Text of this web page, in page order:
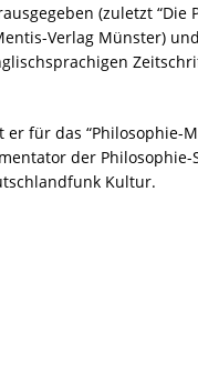
(zuletzt “Die
Verlag Münster)
für das “Philosophie-
der Philosophie-
Kultur.